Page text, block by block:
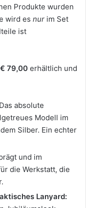
Produkte wurden
wird es nur im Set
ist
€ 79,00 erhältlich und
Das absolute
Modell im
Silber. Ein echter
und im
die Werkstatt, die
Lanyard: